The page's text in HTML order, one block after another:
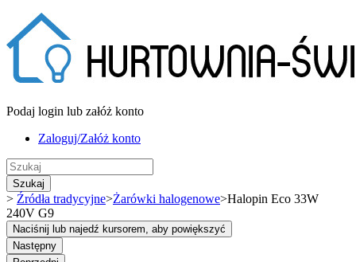
Podaj login lub załóż konto
Zaloguj/Załóż konto
Szukaj
> Źródła tradycyjne>Żarówki halogenowe>Halopin Eco 33W
240V G9
Naciśnij lub najedź kursorem, aby powiększyć
Następny